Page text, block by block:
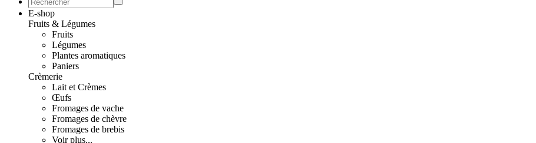
E-shop
Fruits & Légumes
Fruits
Légumes
Plantes aromatiques
Paniers
Crèmerie
Lait et Crèmes
Œufs
Fromages de vache
Fromages de chèvre
Fromages de brebis
Voir plus...